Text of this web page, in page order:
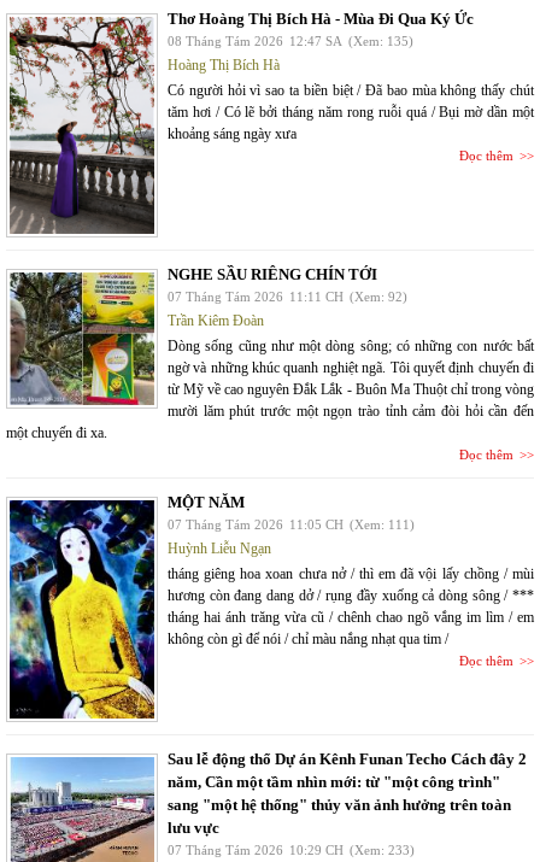
Thơ Hoàng Thị Bích Hà - Mùa Đi Qua Ký Ức
08 Tháng Tám 2026 12:47 SA (Xem: 135)
Hoàng Thị Bích Hà
Có người hỏi vì sao ta biền biệt / Đã bao mùa không thấy chút
tăm hơi / Có lẽ bởi tháng năm rong ruỗi quá / Bụi mờ dần một
khoảng sáng ngày xưa
Đọc thêm
NGHE SẦU RIÊNG CHÍN TỚI
07 Tháng Tám 2026 11:11 CH (Xem: 92)
Trần Kiêm Đoàn
Dòng sống cũng như một dòng sông; có những con nước bất
ngờ và những khúc quanh nghiệt ngã. Tôi quyết định chuyến đi
từ Mỹ về cao nguyên Đắk Lắk - Buôn Ma Thuột chỉ trong vòng
mười lăm phút trước một ngọn trào tỉnh cảm đòi hỏi cần đến
một chuyến đi xa.
Đọc thêm
MỘT NĂM
07 Tháng Tám 2026 11:05 CH (Xem: 111)
Huỳnh Liễu Ngạn
tháng giêng hoa xoan chưa nở / thì em đã vội lấy chồng / mùi
hương còn đang dang dở / rụng đầy xuống cả dòng sông / ***
tháng hai ánh trăng vừa cũ / chênh chao ngõ vắng im lìm / em
không còn gì để nói / chỉ màu nắng nhạt qua tim /
Đọc thêm
Sau lễ động thổ Dự án Kênh Funan Techo Cách đây 2
năm, Cần một tầm nhìn mới: từ "một công trình"
sang "một hệ thống" thủy văn ảnh hưởng trên toàn
lưu vực
07 Tháng Tám 2026 10:29 CH (Xem: 233)